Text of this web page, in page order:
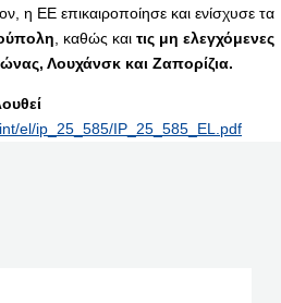
η ΕΕ επικαιροποίησε και ενίσχυσε τα
, καθώς και τις μη ελεγχόμενες
Λουχάνσκ και Ζαπορίζια.
el/ip_25_585/IP_25_585_EL.pdf